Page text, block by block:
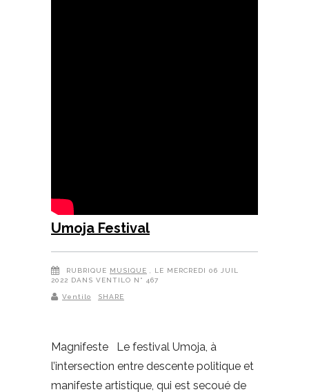
Umoja Festival
RUBRIQUE MUSIQUE
, LE MERCREDI 06 JUIL
2022 DANS VENTILO N° 467
Ventilo SHARE
Magnifeste Le festival Umoja, à
l’intersection entre descente politique et
manifeste artistique, qui est secoué de